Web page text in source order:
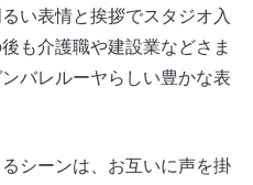
い表情と挨拶でスタジオ入
も介護職や建設業などさま
バレルーヤらしい豊かな表
シーンは、お互いに声を掛